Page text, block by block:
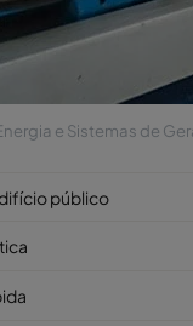
e Sistemas de
público